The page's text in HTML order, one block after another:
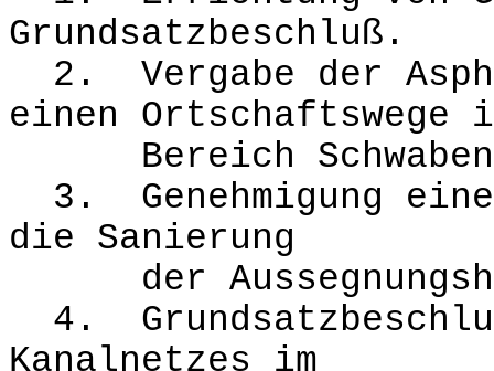
Grundsatzbeschluß.
2. Vergabe der
einen Ortschaftswege
Bereich
3. Genehmigung
die Sanierung
der
4.
Kanalnetzes im